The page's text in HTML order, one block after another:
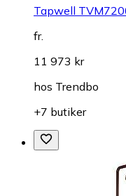
Tapwell
fr.
11 973 kr
hos Trendbo
+7 butiker